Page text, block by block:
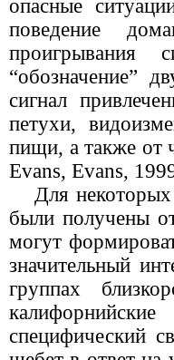
опасные
поведение
проигрывания
“обозначение”
сигнал
петухи,
пищи, а также от
Evans, Evans,
Для
были получены
могут
значительный
группах
специфический